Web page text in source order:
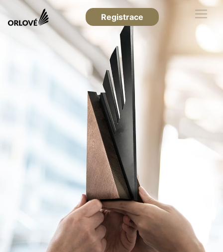
Registrace